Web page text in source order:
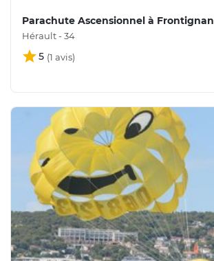
Parachute Ascensionnel à Frontignan
Hérault - 34
5